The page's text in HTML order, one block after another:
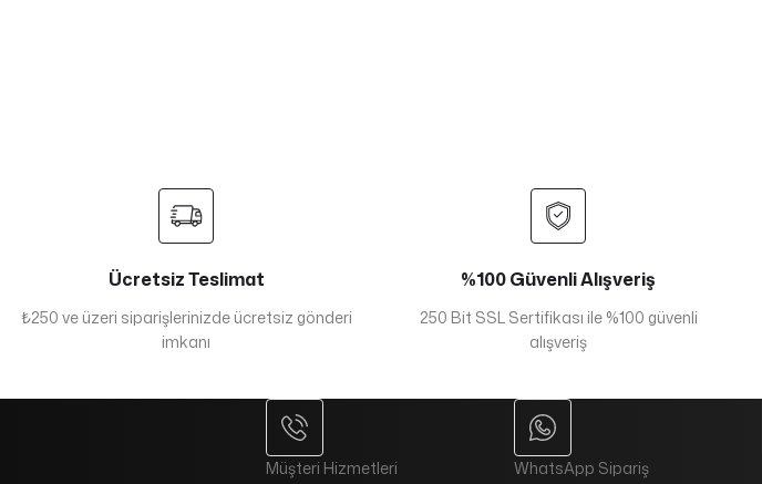
Ücretsiz Teslimat
₺250 ve üzeri siparişlerinizde ücretsiz gönderi
imkanı
%100 Güvenli Alışveriş
250 Bit SSL Sertifikası ile %100 güvenli
alışveriş
Müşteri Hizmetleri WhatsApp Sipariş